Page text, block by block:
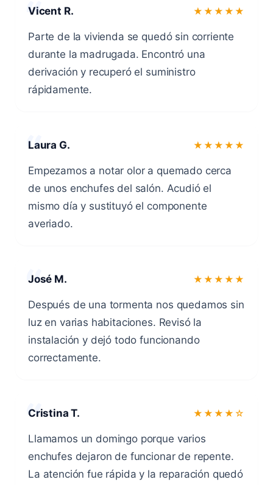
Vicent R. ★★★★★
Parte de la vivienda se quedó sin corriente
durante la madrugada. Encontró una
derivación y recuperó el suministro
rápidamente.
Laura G. ★★★★★
Empezamos a notar olor a quemado cerca
de unos enchufes del salón. Acudió el
mismo día y sustituyó el componente
averiado.
José M. ★★★★★
Después de una tormenta nos quedamos sin
luz en varias habitaciones. Revisó la
instalación y dejó todo funcionando
correctamente.
Cristina T. ★★★★☆
Llamamos un domingo porque varios
enchufes dejaron de funcionar de repente.
La atención fue rápida y la reparación quedó